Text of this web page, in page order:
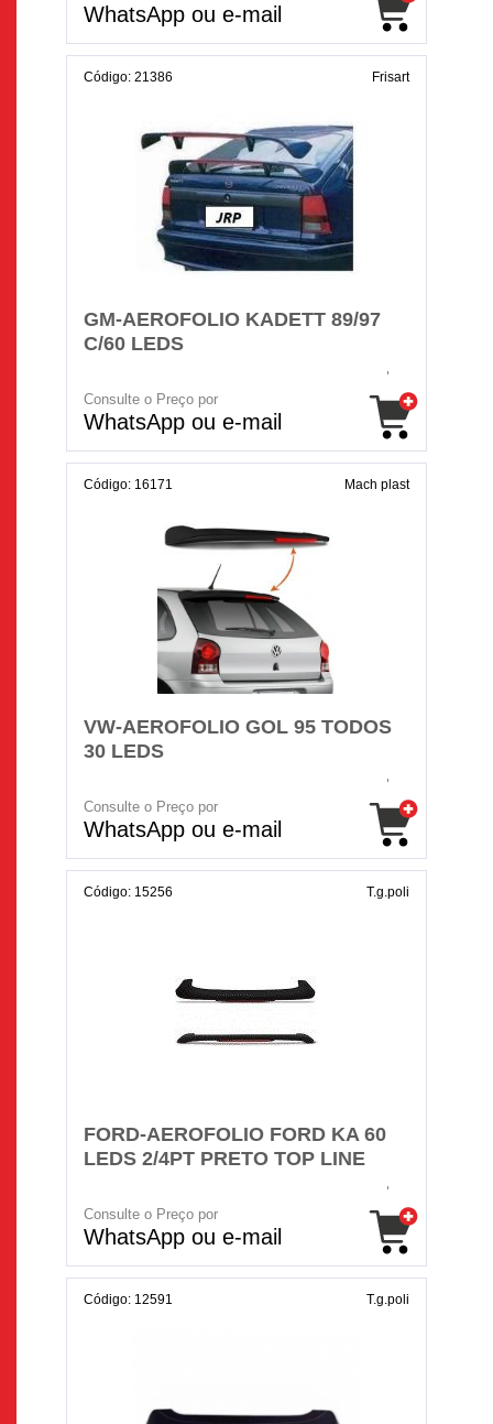
WhatsApp ou e-mail
Código: 21386 Frisart
GM-AEROFOLIO KADETT 89/97
C/60 LEDS
Consulte o Preço por
WhatsApp ou e-mail
Código: 16171 Mach plast
VW-AEROFOLIO GOL 95 TODOS
30 LEDS
Consulte o Preço por
WhatsApp ou e-mail
Código: 15256 T.g.poli
FORD-AEROFOLIO FORD KA 60
LEDS 2/4PT PRETO TOP LINE
Consulte o Preço por
WhatsApp ou e-mail
Código: 12591 T.g.poli